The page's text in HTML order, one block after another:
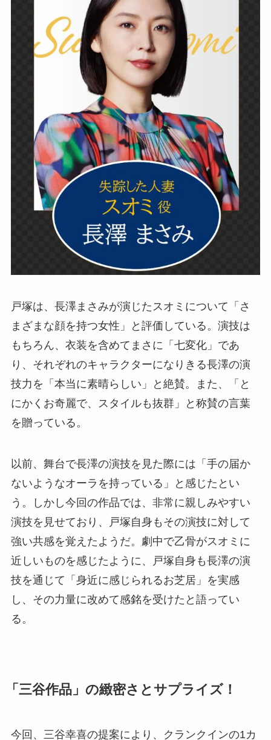
戸塚は、長澤まさみが演じたスオミについて「さ
まざまな顔を持つ女性」と評価している。演技は
もちろん、衣装を含めてまさに「七変化」であ
り、それぞれのキャラクターになりきる長澤の演
技力を「本当に素晴らしい」と絶賛。また、「と
にかくお奇麗で、スタイルも抜群」と称賛の言葉
を贈っている。
以前、舞台で長澤の演技を見た際には「手の届か
ないようなオーラを持っている」と感じたとい
う。しかし今回の作品では、非常に親しみやすい
演技を見せており、戸塚自身もその演技に対して
強い共感を覚えたようだ。劇中で乙骨がスオミに
近しいものを感じたように、戸塚自身も長澤の演
技を通じて「身近に感じられるお芝居」を実感
し、その力量に改めて感銘を受けたと語ってい
る。
「三谷作品」の緻密さとサプライズ！
今回、三谷幸喜の提案により、クランクインの1カ